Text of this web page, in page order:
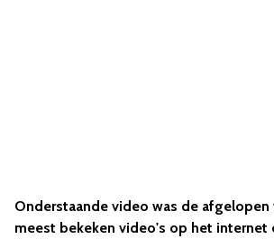
Onderstaande video was de afgelopen
meest bekeken video's op het internet